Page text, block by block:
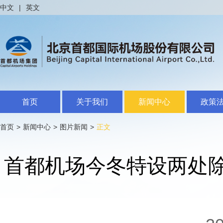
中文 | 英文
首页 关于我们 新闻中心 政策
首页 > 新闻中心 > 图片新闻 > 正文
首都机场今冬特设两处